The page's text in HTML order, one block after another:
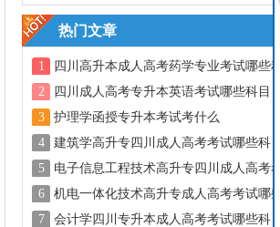
热门文章
1 四川高升本成人高考药学专业考试哪些科
目？
2
四川成人高考专升本英语考试哪些科目？
3
护理学函授专升本考试考什么
4
建筑学高升专四川成人高考考试哪些科
目？
5 电子信息工程技术高升专四川成人高考考
试哪些科目？
6 机电一体化技术高升专成人高考考试哪些
科目？
7 会计学四川专升本成人高考考试哪些科